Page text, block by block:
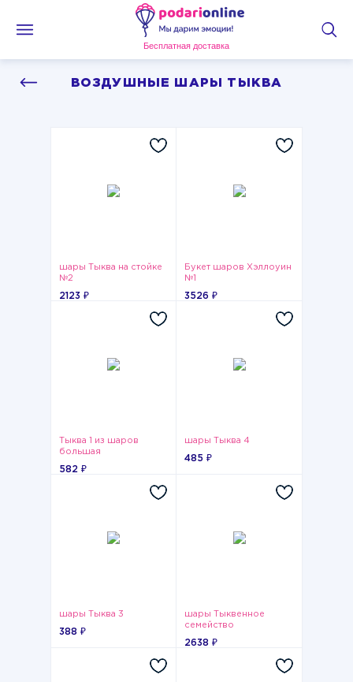
Бесплатная доставка
ВОЗДУШНЫЕ ШАРЫ ТЫКВА
шары Тыква на стойке
№2
2123 ₽
Букет шаров Хэллоуин
№1
3526 ₽
Тыква 1 из шаров
большая
582 ₽
шары Тыква 4
485 ₽
шары Тыква 3
388 ₽
шары Тыквенное
семейство
2638 ₽